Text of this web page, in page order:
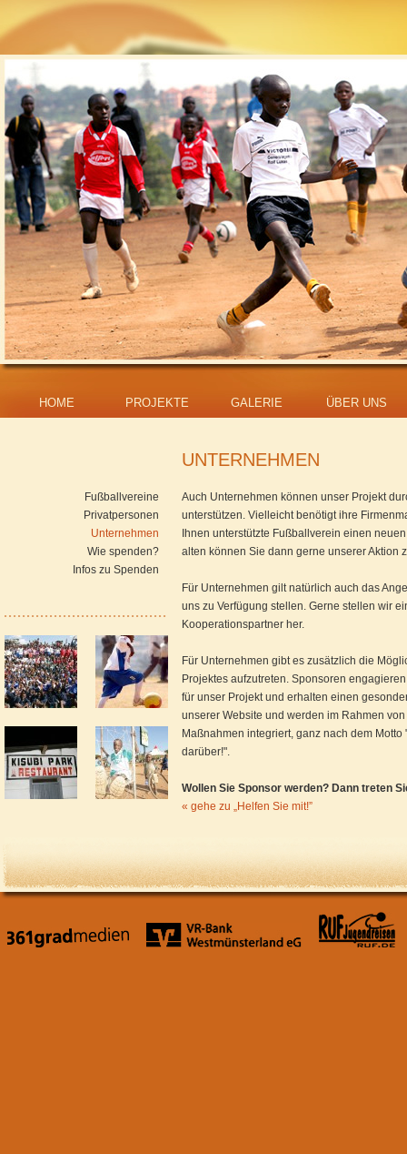
HOME PROJEKTE GALERIE ÜBER UNS
Fußballvereine
Privatpersonen
Unternehmen
Wie spenden?
Infos zu Spenden
UNTERNEHMEN
Auch Unternehmen können unser Projekt
unterstützen. Vielleicht benötigt ihre
Ihnen unterstützte Fußballverein einen
alten können Sie dann gerne unserer Aktion
Für Unternehmen gilt natürlich auch das
uns zu Verfügung stellen. Gerne stellen wir
Kooperationspartner her.
Für Unternehmen gibt es zusätzlich die
Projektes aufzutreten. Sponsoren
für unser Projekt und erhalten einen
unserer Website und werden im Rahmen
Maßnahmen integriert, ganz nach dem Motto
darüber!".
Wollen Sie Sponsor werden? Dann treten
« gehe zu „Helfen Sie mit!”